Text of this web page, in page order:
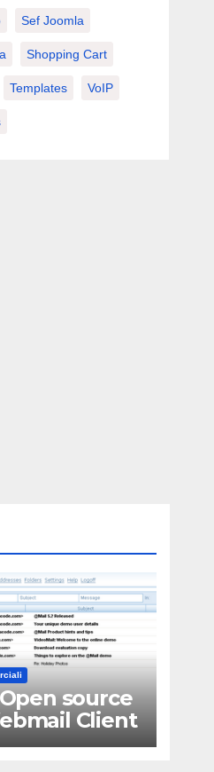
Sef Joomla
Shopping Cart
Templates VoIP
source
Client